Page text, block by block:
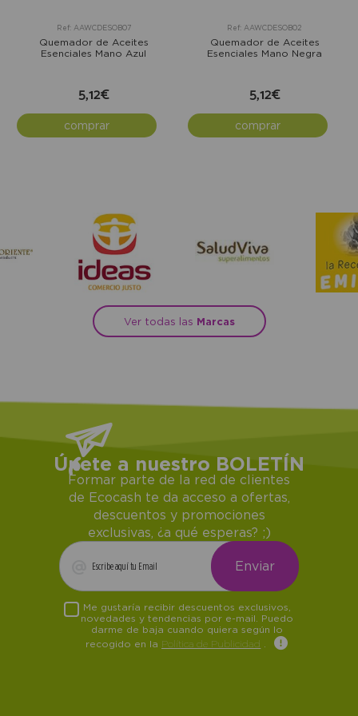
Ref: AAWCDESOB07
Quemador de Aceites
Esenciales Mano Azul
5,12€
comprar
Ref: AAWCDESOB02
Quemador de Aceites
Esenciales Mano Negra
5,12€
comprar
Ver todas las Marcas
Únete a nuestro BOLETÍN
Formar parte de la red de clientes
de Ecocash te da acceso a ofertas,
descuentos y promociones
exclusivas, ¿a qué esperas? ;)
Me gustaría recibir descuentos exclusivos,
novedades y tendencias por e-mail. Puedo
darme de baja cuando quiera según lo
recogido en la Política de Publicidad